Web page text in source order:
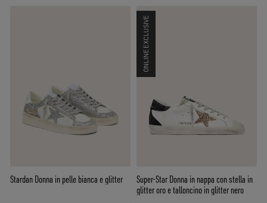
Stardan Donna in pelle bianca e glitter
ONLINE EXCLUSIVE
Super-Star Donna in nappa con stella in
glitter oro e talloncino in glitter nero